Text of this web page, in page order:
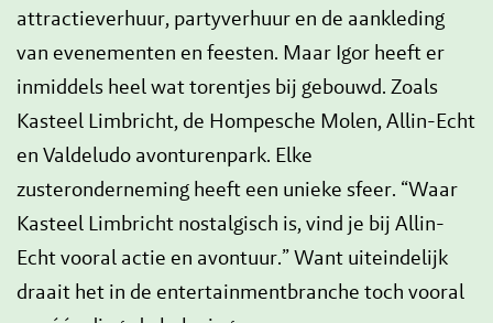
attractieverhuur, partyverhuur en de aankleding
van evenementen en feesten. Maar Igor heeft er
inmiddels heel wat torentjes bij gebouwd. Zoals
Kasteel Limbricht, de Hompesche Molen, Allin-Echt
en Valdeludo avonturenpark. Elke
zusteronderneming heeft een unieke sfeer. “Waar
Kasteel Limbricht nostalgisch is, vind je bij Allin-
Echt vooral actie en avontuur.” Want uiteindelijk
draait het in de entertainmentbranche toch vooral